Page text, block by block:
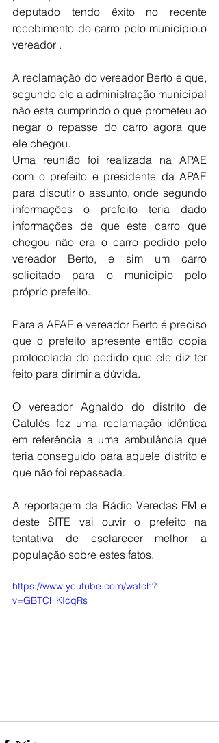
deputado tendo êxito no recente
recebimento do carro pelo município.o
vereador .
A reclamação do vereador Berto e que,
segundo ele a administração municipal
não esta cumprindo o que prometeu ao
negar o repasse do carro agora que
ele chegou.
Uma reunião foi realizada na APAE
com o prefeito e presidente da APAE
para discutir o assunto, onde segundo
informações o prefeito teria dado
informações de que este carro que
chegou não era o carro pedido pelo
vereador Berto, e sim um carro
solicitado para o municipio pelo
próprio prefeito.
Para a APAE e vereador Berto é preciso
que o prefeito apresente então copia
protocolada do pedido que ele diz ter
feito para dirimir a dúvida.
O vereador Agnaldo do distrito de
Catulés fez uma reclamação idêntica
em referência a uma ambulância que
teria conseguido para aquele distrito e
que não foi repassada.
A reportagem da Rádio Veredas FM e
deste SITE vai ouvir o prefeito na
tentativa de esclarecer melhor a
população sobre estes fatos.
https://www.youtube.com/watch?
v=GBTCHKIcqRs